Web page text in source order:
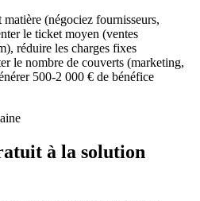
(négociez fournisseurs,
le ticket moyen (ventes
réduire les charges fixes
le nombre de couverts (marketing,
500-2 000 € de bénéfice
à la solution